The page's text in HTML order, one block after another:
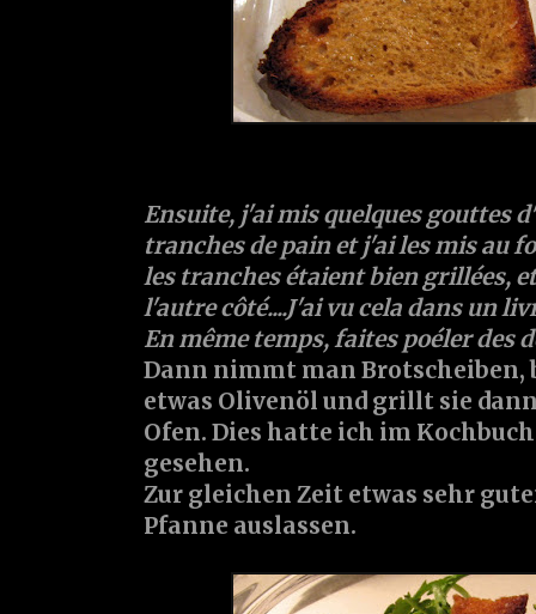
Ensuite, j'ai mis quelques gouttes
tranches de pain et j'ai les mis au
les tranches étaient bien grillées,
l'autre côté....J'ai vu cela dans un
En même temps, faites poéler des
Dann nimmt man
etwas Olivenöl und grillt sie
Ofen. Dies hatte ich im
gesehen.
Zur gleichen Zeit etwas sehr
Pfanne auslassen.